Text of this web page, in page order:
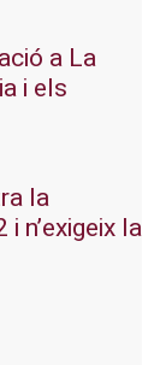
a La
i els
la
n’exigeix la